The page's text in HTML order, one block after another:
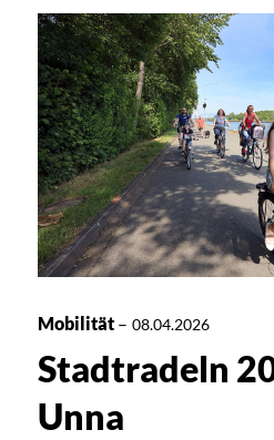
Mobilität– 08.04.2026
Stadtradeln
Unna